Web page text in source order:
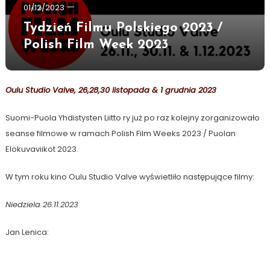
01/12/2023
Ewa
Hildén
Tydzień Filmu Polskiego 2023 /
Polish Film Week 2023
Oulu Studio Valve, 26,28,30 listopada & 1 grudnia 2023
Suomi-Puola Yhdistysten Liitto ry już po raz kolejny zorganizowało
seanse filmowe w ramach Polish Film Weeks 2023 / Puolan
Elokuvaviikot 2023.
W tym roku kino Oulu Studio Valve wyświetliło następujące filmy:
Niedziela 26.11.2023
Jan Lenica: